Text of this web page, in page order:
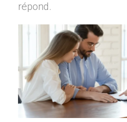
répond.